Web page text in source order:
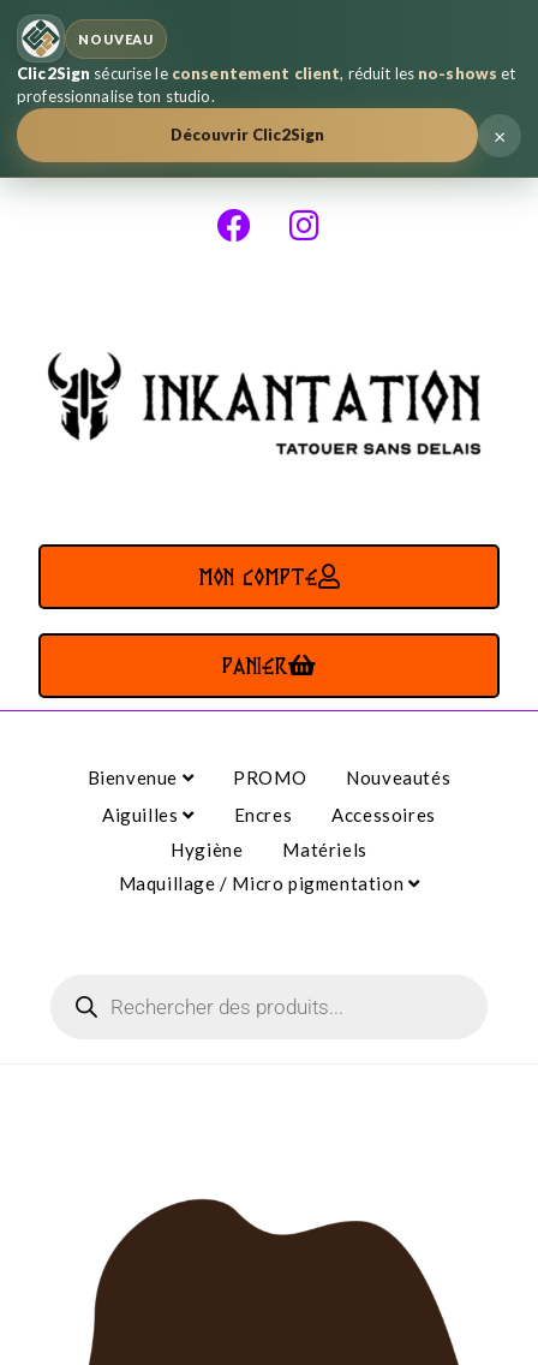
NOUVEAU
Clic2Sign sécurise le consentement client, réduit les no-shows et
professionnalise ton studio.
Découvrir Clic2Sign
×
MON COMPTE
PANIER
Bienvenue PROMO
Nouveautés
Aiguilles
Encres
Accessoires
Hygiène
Matériels
Maquillage / Micro pigmentation